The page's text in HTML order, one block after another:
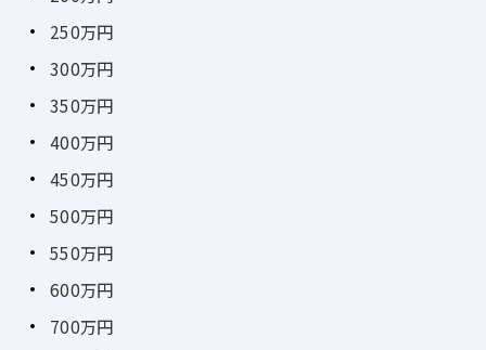
250万円
300万円
350万円
400万円
450万円
500万円
550万円
600万円
700万円